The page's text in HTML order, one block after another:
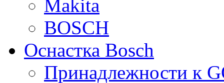
Makita
BOSCH
Оснастка Bosch
Принадлежности к